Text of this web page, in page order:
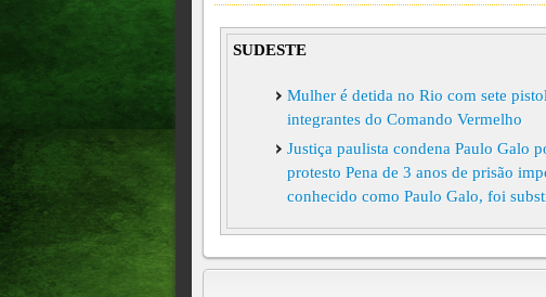
SUDESTE
Mulher é detida no Rio com sete
integrantes do Comando Vermelho
Justiça paulista condena Paulo Galo
protesto Pena de 3 anos de prisão
conhecido como Paulo Galo, foi